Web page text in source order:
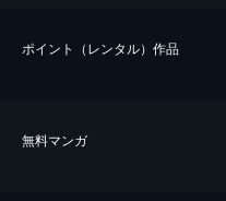
ポイント（レンタル）作品
無料マンガ